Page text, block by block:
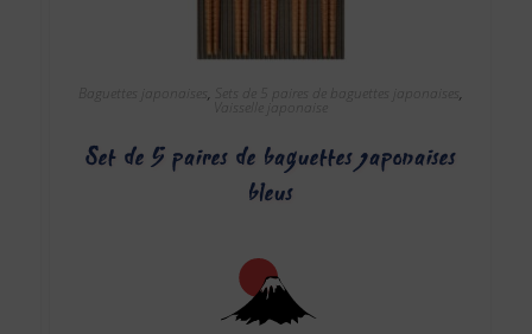
Baguettes japonaises , Sets de 5 paires de baguettes japonaises ,
Vaisselle japonaise
Set de 5 paires de baguettes japonaises
bleus